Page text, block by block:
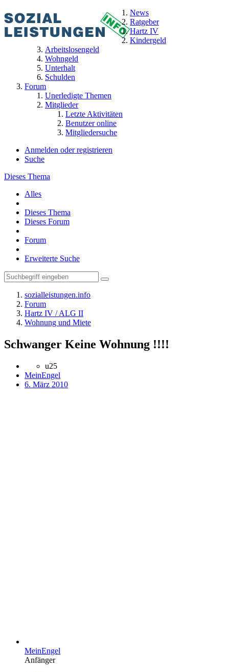
News
Ratgeber
Hartz IV
Kindergeld
Arbeitslosengeld
Wohngeld
Unterhalt
Schulden
Forum
Unerledigte Themen
Mitglieder
Letzte Aktivitäten
Benutzer online
Mitgliedersuche
Anmelden oder registrieren
Suche
Dieses Thema
Alles
Dieses Thema
Dieses Forum
Forum
Erweiterte Suche
sozialleistungen.info
Forum
Hartz IV / ALG II
Wohnung und Miete
Schwanger Keine Wohnung !!!!
u25
MeinEngel
6. März 2010
MeinEngel
Anfänger